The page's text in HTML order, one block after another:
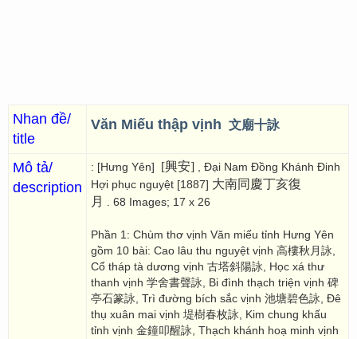
Nhan đề/
title
Văn Miếu thập vịnh 文廟十詠
Mô tả/
description
: [Hưng Yên] [興安] , Đại Nam Đồng Khánh Đinh
Hợi phục nguyệt [1887] 大南同慶丁亥復
月
. 68 Images; 17 x 26
Phần 1: Chùm thơ vịnh Văn miếu tỉnh Hưng Yên
gồm 10 bài: Cao lâu thu nguyệt vịnh 高樓秋月詠,
Cổ tháp tà dương vịnh 古塔斜陽詠, Học xá thư
thanh vịnh 学舍書聲詠, Bi đình thạch triện vịnh 碑
亭石篆詠, Trì đường bích sắc vịnh 池塘碧色詠, Đê
thụ xuân mai vịnh 堤樹春枚詠, Kim chung khấu
tỉnh vịnh 金鐘叩醒詠, Thạch khánh hoạ minh vịnh